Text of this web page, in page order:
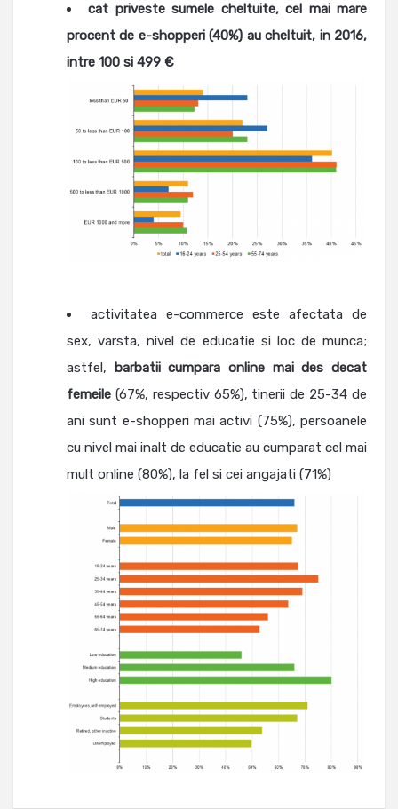
cat priveste sumele cheltuite, cel mai mare
procent de e-shopperi (40%) au cheltuit, in 2016,
intre 100 si 499 €
activitatea e-commerce este afectata de
sex, varsta, nivel de educatie si loc de munca;
astfel, barbatii cumpara online mai des decat
femeile (67%, respectiv 65%), tinerii de 25-34 de
ani sunt e-shopperi mai activi (75%), persoanele
cu nivel mai inalt de educatie au cumparat cel mai
mult online (80%), la fel si cei angajati (71%)